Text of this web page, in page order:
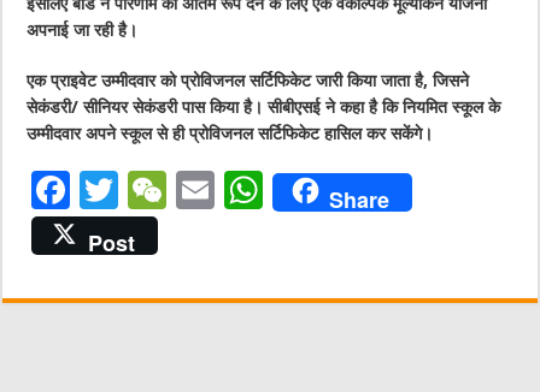
अपनाई जा रही है।
एक प्राइवेट उम्मीदवार को प्रोविजनल सर्टिफिकेट जारी किया जाता है, जिसने
सेकंडरी/ सीनियर सेकंडरी पास किया है। सीबीएसई ने कहा है कि नियमित स्कूल के
उम्मीदवार अपने स्कूल से ही प्रोविजनल सर्टिफिकेट हासिल कर सकेंगे।
F
a
c
e
T
w
it
te
W
h
E
l
W
s
Share
Post